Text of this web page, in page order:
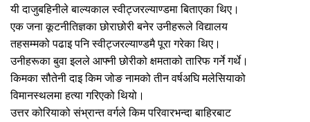
यी दाजुबहिनीले बाल्यकाल स्वीट्जरल्याण्डमा बिताएका थिए।
एक जना कूटनीतिज्ञका छोराछोरी बनेर उनीहरूले विद्यालय
तहसम्मको पढाइ पनि स्वीट्जरल्याण्डमै पूरा गरेका थिए।
उनीहरूका बुवा इलले आफ्नी छोरीको क्षमताको तारिफ गर्ने गर्थे।
किमका सौतेनी दाइ किम जोङ नामको तीन वर्षअघि मलेसियाको
विमानस्थलमा हत्या गरिएको थियो।
उत्तर कोरियाको संभ्रान्त वर्गले किम परिवारभन्दा बाहिरबाट